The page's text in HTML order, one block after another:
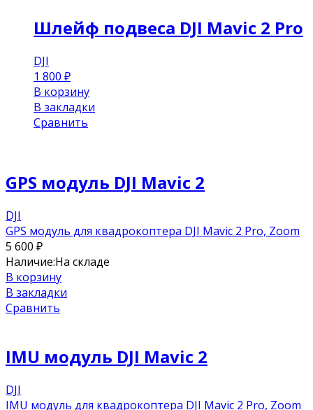
Шлейф подвеса DJI Mavic 2 Pro
DJI
1 800 ₽
В корзину
В закладки
Сравнить
GPS модуль DJI Mavic 2
DJI
GPS модуль для квадрокоптера DJI Mavic 2 Pro, Zoom
5 600 ₽
Наличие:На складе
В корзину
В закладки
Сравнить
IMU модуль DJI Mavic 2
DJI
IMU модуль для квадрокоптера DJI Mavic 2 Pro, Zoom